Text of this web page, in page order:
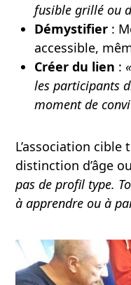
fusible grillé ou
Démystifier :
accessible,
Créer du lien :
les participants
moment de
L’association cible
distinction d’âge
pas de profil type.
à apprendre ou à